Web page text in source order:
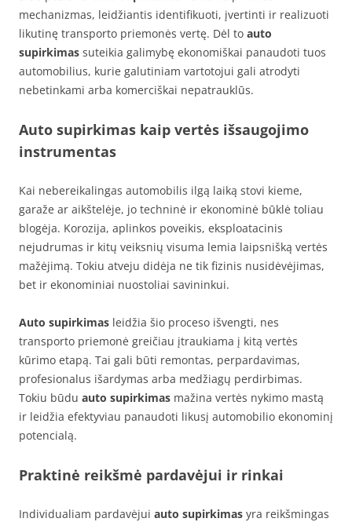
mechanizmas, leidžiantis identifikuoti, įvertinti ir realizuoti
likutinę transporto priemonės vertę. Dėl to auto
supirkimas suteikia galimybę ekonomiškai panaudoti tuos
automobilius, kurie galutiniam vartotojui gali atrodyti
nebetinkami arba komerciškai nepatrauklūs.
Auto supirkimas kaip vertės išsaugojimo
instrumentas
Kai nebereikalingas automobilis ilgą laiką stovi kieme,
garaže ar aikštelėje, jo techninė ir ekonominė būklė toliau
blogėja. Korozija, aplinkos poveikis, eksploatacinis
nejudrumas ir kitų veiksnių visuma lemia laipsnišką vertės
mažėjimą. Tokiu atveju didėja ne tik fizinis nusidėvėjimas,
bet ir ekonominiai nuostoliai savininkui.
Auto supirkimas leidžia šio proceso išvengti, nes
transporto priemonė greičiau įtraukiama į kitą vertės
kūrimo etapą. Tai gali būti remontas, perpardavimas,
profesionalus išardymas arba medžiagų perdirbimas.
Tokiu būdu auto supirkimas mažina vertės nykimo mastą
ir leidžia efektyviau panaudoti likusį automobilio ekonominį
potencialą.
Praktinė reikšmė pardavėjui ir rinkai
Individualiam pardavėjui auto supirkimas yra reikšmingas